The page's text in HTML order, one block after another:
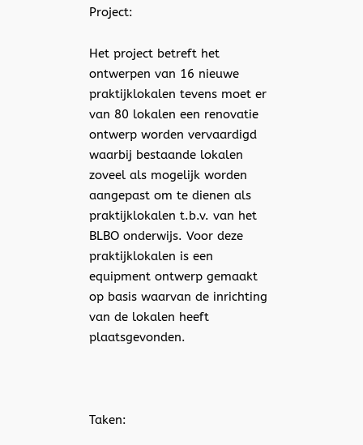
Project:
Het project betreft het
ontwerpen van 16 nieuwe
praktijklokalen tevens moet er
van 80 lokalen een renovatie
ontwerp worden vervaardigd
waarbij bestaande lokalen
zoveel als mogelijk worden
aangepast om te dienen als
praktijklokalen t.b.v. van het
BLBO onderwijs. Voor deze
praktijklokalen is een
equipment ontwerp gemaakt
op basis waarvan de inrichting
van de lokalen heeft
plaatsgevonden.
Taken: